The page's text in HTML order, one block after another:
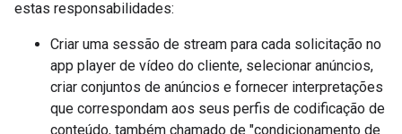
estas responsabilidades:
Criar uma sessão de stream para cada solicitação no
app player de vídeo do cliente, selecionar anúncios,
criar conjuntos de anúncios e fornecer interpretações
que correspondam aos seus perfis de codificação de
conteúdo, também chamado de "condicionamento de